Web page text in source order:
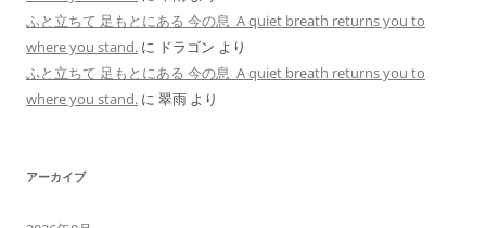
ふと立ちて 足もとにある 今の息 A quiet breath returns you to
where you stand. に ドラゴン より
ふと立ちて 足もとにある 今の息 A quiet breath returns you to
where you stand. に 翠雨 より
アーカイブ